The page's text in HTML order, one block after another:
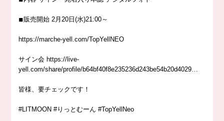
◾︎販売開始 2月20日(水)21:00～
https://marche-yell.com/TopYellNEO
サイン会 https:// live-
yell.com/share/profile/b64bf40f8e235236d243be54b20d4029…
皆様、要チェックです！
#LITMOON #りっとむーん #TopYellNeo